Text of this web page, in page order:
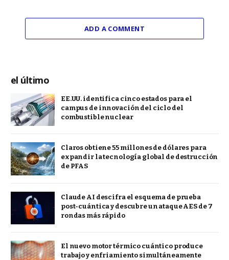
ADD A COMMENT
el último
EE.UU. identifica cinco estados para el
campus de innovación del ciclo del
combustible nuclear
Claros obtiene 55 millones de dólares para
expandir la tecnología global de destrucción
de PFAS
Claude AI descifra el esquema de prueba
post-cuántica y descubre un ataque AES de 7
rondas más rápido
El nuevo motor térmico cuántico produce
trabajo y enfriamiento simultáneamente